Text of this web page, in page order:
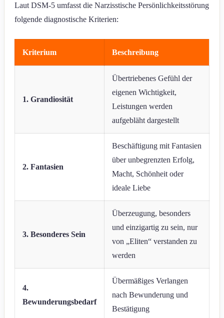
Laut DSM-5 umfasst die Narzisstische Persönlichkeitsstörung
folgende diagnostische Kriterien:
Kriterium Beschreibung
1. Grandiosität
Übertriebenes Gefühl der
eigenen Wichtigkeit,
Leistungen werden
aufgebläht dargestellt
2. Fantasien
Beschäftigung mit Fantasien
über unbegrenzten Erfolg,
Macht, Schönheit oder
ideale Liebe
3. Besonderes Sein
Überzeugung, besonders
und einzigartig zu sein, nur
von „Eliten“ verstanden zu
werden
4.
Bewunderungsbedarf
Übermäßiges Verlangen
nach Bewunderung und
Bestätigung